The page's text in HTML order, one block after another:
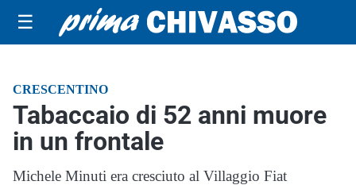
☰
CRESCENTINO
Tabaccaio di 52 anni muore
in un frontale
Michele Minuti era cresciuto al Villaggio Fiat